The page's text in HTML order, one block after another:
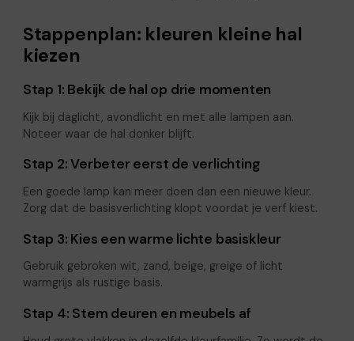
Stappenplan: kleuren kleine hal
kiezen
Stap 1: Bekijk de hal op drie momenten
Kijk bij daglicht, avondlicht en met alle lampen aan.
Noteer waar de hal donker blijft.
Stap 2: Verbeter eerst de verlichting
Een goede lamp kan meer doen dan een nieuwe kleur.
Zorg dat de basisverlichting klopt voordat je verf kiest.
Stap 3: Kies een warme lichte basiskleur
Gebruik gebroken wit, zand, beige, greige of licht
warmgrijs als rustige basis.
Stap 4: Stem deuren en meubels af